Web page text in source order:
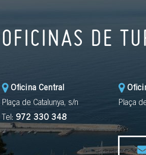
OFICINAS DE
Oficina Central
Plaça de Catalunya, s/n
Tel: 972 330 348
Plaça